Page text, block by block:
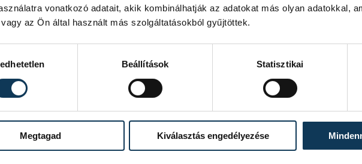
vonatkozó adatait, akik kombinálhatják az adatokat más olyan adatokkal,
az Ön által használt más szolgáltatásokból gyűjtöttek.
Beállítások Statisztikai
Megtagad Kiválasztás engedélyezése
pályára, játszott a Nancyban is, ahonnan
és a 2018/2019-es idényben román bajnokságot nyert.
következett. Cipruson bajnoki (2021) és kupadiadalt